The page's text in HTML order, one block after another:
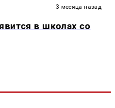
3 месяца назад
в школах со